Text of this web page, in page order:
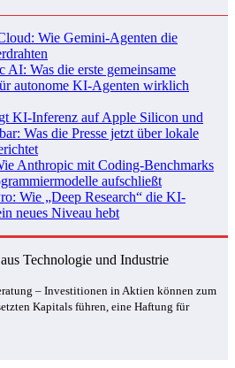
Wie Gemini-Agenten die
AI: Was die erste gemeinsame
autonome KI-Agenten wirklich
KI-Inferenz auf Apple Silicon und
Was die Presse jetzt über lokale
Anthropic mit Coding‑Benchmarks
aufschließt
Wie „Deep Research“ die KI-
neues Niveau hebt
Technologie und Industrie
– Investitionen in Aktien können zum
Kapitals führen, eine Haftung für